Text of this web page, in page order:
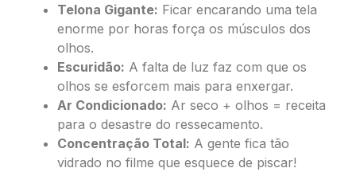
Telona Gigante: Ficar encarando uma tela
enorme por horas força os músculos dos
olhos.
Escuridão: A falta de luz faz com que os
olhos se esforcem mais para enxergar.
Ar Condicionado: Ar seco + olhos = receita
para o desastre do ressecamento.
Concentração Total: A gente fica tão
vidrado no filme que esquece de piscar!